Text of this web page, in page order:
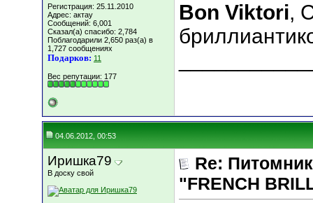
Регистрация: 25.11.2010
Адрес: актау
Сообщений: 6,001
Сказал(а) спасибо: 2,784
Поблагодарили 2,650 раз(а) в
1,727 сообщениях
Подарков: 11
Вес репутации: 177
Bon Viktori,
04.06.2012, 00:53
Иришка79
В доску свой
Re:
"FRENCH